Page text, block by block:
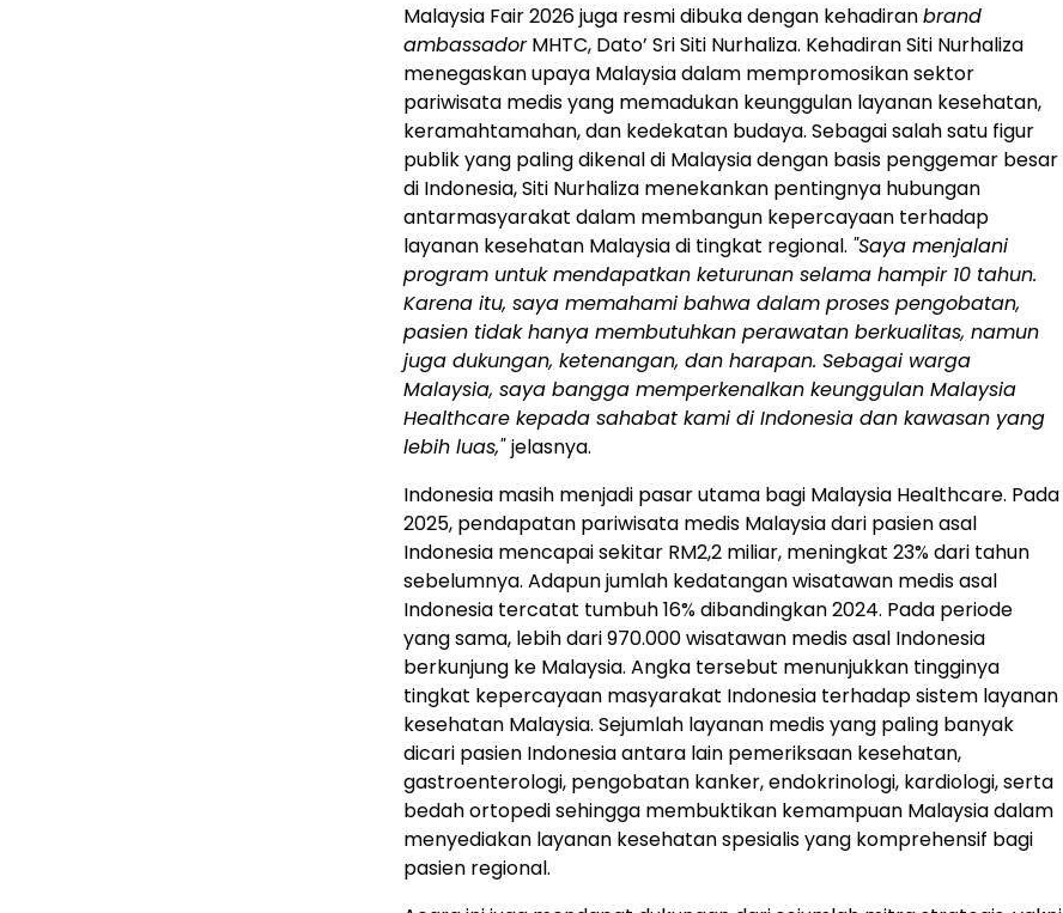
Malaysia Fair 2026 juga resmi dibuka dengan kehadiranbrand
ambassadorMHTC, Dato’ Sri Siti Nurhaliza. Kehadiran Siti Nurhaliza
menegaskan upaya Malaysia dalam mempromosikan sektor
pariwisata medis yang memadukan keunggulan layanan kesehatan,
keramahtamahan, dan kedekatan budaya. Sebagai salah satu figur
publik yang paling dikenal di Malaysia dengan basis penggemar besar
di Indonesia, Siti Nurhaliza menekankan pentingnya hubungan
antarmasyarakat dalam membangun kepercayaan terhadap
layanan kesehatan Malaysia di tingkat regional. "Saya menjalani
program untuk mendapatkan keturunan selama hampir 10 tahun.
Karena itu, saya memahami bahwa dalam proses pengobatan,
pasien tidak hanya membutuhkan perawatan berkualitas, namun
juga dukungan, ketenangan, dan harapan. Sebagai warga
Malaysia, saya bangga memperkenalkan keunggulan Malaysia
Healthcare kepada sahabat kami di Indonesia dan kawasan yang
lebih luas,"jelasnya.
Indonesia masih menjadi pasar utama bagi Malaysia Healthcare. Pada
2025, pendapatan pariwisata medis Malaysia dari pasien asal
Indonesia mencapai sekitar RM2,2 miliar, meningkat 23% dari tahun
sebelumnya. Adapun jumlah kedatangan wisatawan medis asal
Indonesia tercatat tumbuh 16% dibandingkan 2024. Pada periode
yang sama, lebih dari 970.000 wisatawan medis asal Indonesia
berkunjung ke Malaysia. Angka tersebut menunjukkan tingginya
tingkat kepercayaan masyarakat Indonesia terhadap sistem layanan
kesehatan Malaysia. Sejumlah layanan medis yang paling banyak
dicari pasien Indonesia antara lain pemeriksaan kesehatan,
gastroenterologi, pengobatan kanker, endokrinologi, kardiologi, serta
bedah ortopedi sehingga membuktikan kemampuan Malaysia dalam
menyediakan layanan kesehatan spesialis yang komprehensif bagi
pasien regional.